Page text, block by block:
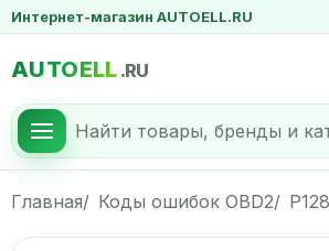
Интернет-магазин AUTOELL.RU
AUTOELL .RU
Главная Коды ошибок OBD2